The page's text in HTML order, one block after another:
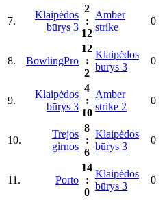
7.
Klaipėdos
būrys 3
2
:
12
Amber
strike
0
8. BowlingPro
12
:
2
Klaipėdos
būrys 3
0
9.
Klaipėdos
būrys 3
4
:
10
Amber
strike 2
0
10.
Trejos
girnos
8
:
6
Klaipėdos
būrys 3
0
11. Porto
14
:
0
Klaipėdos
būrys 3
0